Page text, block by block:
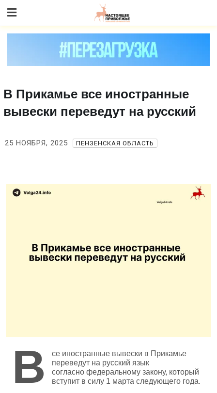
to content
В Прикамье все иностранные
вывески переведут на русский
25 НОЯБРЯ, 2025 ПЕНЗЕНСКАЯ ОБЛАСТЬ
В
се иностранные вывески в Прикамье
переведут на русский язык
согласно федеральному закону, который
вступит в силу 1 марта следующего года.